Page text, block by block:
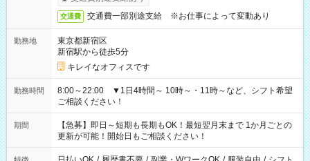
交通費 交通費一部別途支給 ※お仕事によって変動あり
勤務地
東京都新宿区
新宿駅から徒歩5分
キレイなオフィスです
勤務時間
8:00～22:00 ▼1日4時間～ 10時～・11時～など、シフト希望
ご相談ください！
期間
【急募】即日～短期も長期もOK！最短翌月末まで 1か月ごとの
更新が可能！開始日もご相談ください！